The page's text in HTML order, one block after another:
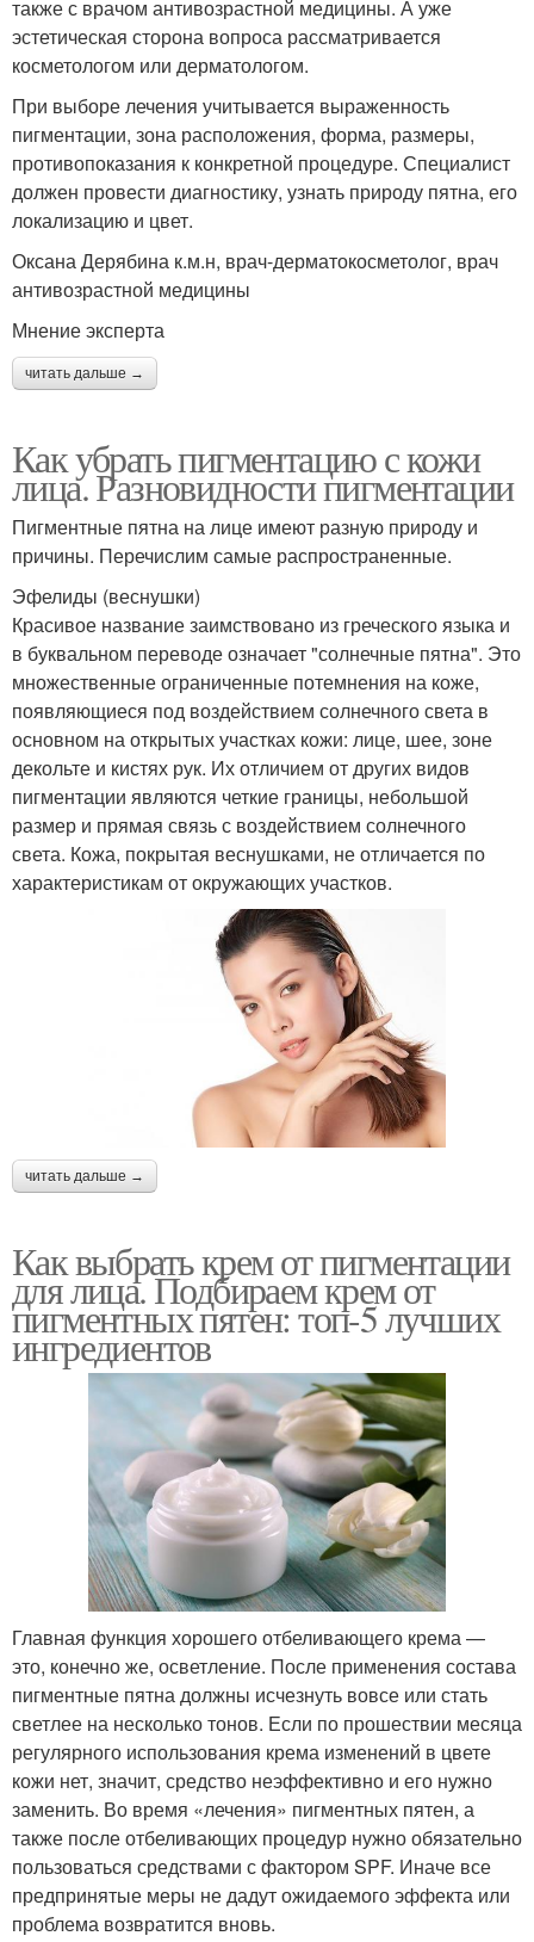
также с врачом антивозрастной медицины. А уже
эстетическая сторона вопроса рассматривается
косметологом или дерматологом.
При выборе лечения учитывается выраженность
пигментации, зона расположения, форма, размеры,
противопоказания к конкретной процедуре. Специалист
должен провести диагностику, узнать природу пятна, его
локализацию и цвет.
Оксана Дерябина к.м.н, врач-дерматокосметолог, врач
антивозрастной медицины
Мнение эксперта
читать дальше →
Как убрать пигментацию с кожи
лица. Разновидности пигментации
Пигментные пятна на лице имеют разную природу и
причины. Перечислим самые распространенные.
Эфелиды (веснушки)
Красивое название заимствовано из греческого языка и
в буквальном переводе означает "солнечные пятна". Это
множественные ограниченные потемнения на коже,
появляющиеся под воздействием солнечного света в
основном на открытых участках кожи: лице, шее, зоне
декольте и кистях рук. Их отличием от других видов
пигментации являются четкие границы, небольшой
размер и прямая связь с воздействием солнечного
света. Кожа, покрытая веснушками, не отличается по
характеристикам от окружающих участков.
читать дальше →
Как выбрать крем от пигментации
для лица. Подбираем крем от
пигментных пятен: топ-5 лучших
ингредиентов
Главная функция хорошего отбеливающего крема —
это, конечно же, осветление. После применения состава
пигментные пятна должны исчезнуть вовсе или стать
светлее на несколько тонов. Если по прошествии месяца
регулярного использования крема изменений в цвете
кожи нет, значит, средство неэффективно и его нужно
заменить. Во время «лечения» пигментных пятен, а
также после отбеливающих процедур нужно обязательно
пользоваться средствами с фактором SPF. Иначе все
предпринятые меры не дадут ожидаемого эффекта или
проблема возвратится вновь.